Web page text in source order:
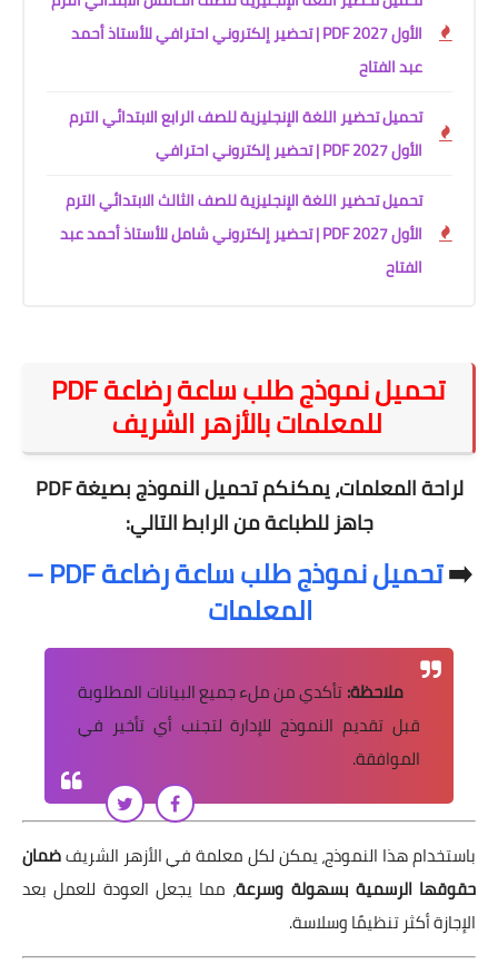
الأول 2027 PDF | تحضير إلكتروني احترافي للأستاذ أحمد
عبد الفتاح
تحميل تحضير اللغة الإنجليزية للصف الرابع الابتدائي الترم
الأول 2027 PDF | تحضير إلكتروني احترافي
تحميل تحضير اللغة الإنجليزية للصف الثالث الابتدائي الترم
الأول 2027 PDF | تحضير إلكتروني شامل للأستاذ أحمد عبد
الفتاح
تحميل نموذج طلب ساعة رضاعة PDF
للمعلمات بالأزهر الشريف
لراحة المعلمات، يمكنكم تحميل النموذج بصيغة PDF
جاهز للطباعة من الرابط التالي:
➡️ تحميل نموذج طلب ساعة رضاعة PDF –
المعلمات
ملاحظة:تأكدي من ملء جميع البيانات المطلوبة
قبل تقديم النموذج للإدارة لتجنب أي تأخير في
الموافقة.
باستخدام هذا النموذج، يمكن لكل معلمة في الأزهر الشريفضمان
حقوقها الرسمية بسهولة وسرعة، مما يجعل العودة للعمل بعد
الإجازة أكثر تنظيمًا وسلاسة.